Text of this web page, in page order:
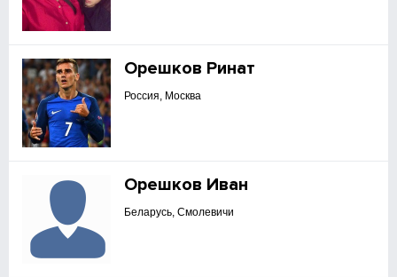
Орешков Ринат
Россия, Москва
Орешков Иван
Беларусь, Смолевичи